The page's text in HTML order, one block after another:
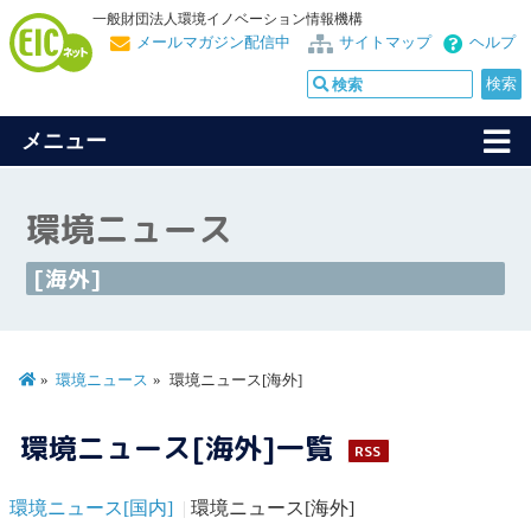
一般財団法人環境イノベーション情報機構
ヘルプ
サイトマップ
メールマガジン配信中
メニュー
環境ニュース
[海外]
環境ニュース 環境ニュース[海外]
環境ニュース[海外]一覧 RSS
環境ニュース[国内] 環境ニュース[海外]